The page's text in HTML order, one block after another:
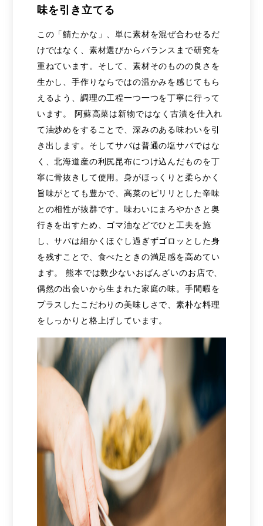
味を引き立てる
この「鯖たかな」、単に素材を混ぜ合わせるだ
けではなく、素材選びからバランスまで研究を
重ねています。そして、素材そのものの良さを
生かし、手作りならではの温かみを感じてもら
えるよう、調理の工程一つ一つを丁寧に行って
います。 阿蘇高菜は新物ではなく古漬を仕入れ
て油炒めをすることで、深みのある味わいを引
き出します。そしてサバは普通の塩サバではな
く、北海道産の利尻昆布につけ込んだものを丁
寧に骨抜きして使用。身がほっくりと柔らかく
旨味がとても豊かで、高菜のピリリとした辛味
との相性が抜群です。味わいにまろやかさと奥
行きを出すため、ゴマ油などでひと工夫を施
し、サバは細かくほぐし過ぎずゴロッとした身
を残すことで、食べたときの満足感を高めてい
ます。 熊本では数少ないおばんざいのお店で、
偶然の出会いから生まれた家庭の味。手間暇を
プラスしたこだわりの美味しさで、素朴な料理
をしっかりと格上げしています。